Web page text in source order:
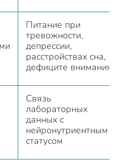
Питание при
тревожности,
депрессии,
расстройствах сна,
дефиците внимания
Связь
лабораторных
данных с
нейронутриентным
статусом